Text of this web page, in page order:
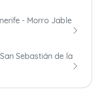
- Morro Jable
Sebastián de la